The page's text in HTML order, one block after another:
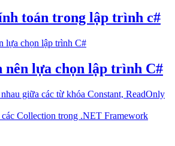
toán trong lập trình c#
nên lựa chọn lập trình C#
giữa các từ khóa Constant, ReadOnly
Collection trong .NET Framework